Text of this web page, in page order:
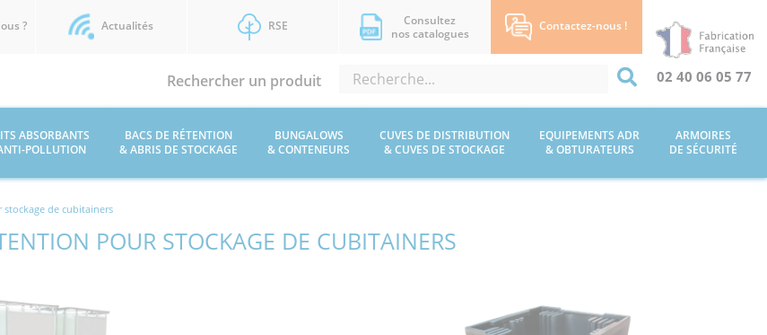
? Actualités RSE
Consultez
nos catalogues
Contactez-nous !
Rechercher un produit 02 40 06 05 77
ABSORBANTS
POLLUTION
BACS DE RÉTENTION
& ABRIS DE STOCKAGE
BUNGALOWS
& CONTENEURS
CUVES DE DISTRIBUTION
& CUVES DE STOCKAGE
EQUIPEMENTS ADR
& OBTURATEURS
ARMOIRES
DE SÉCURITÉ
de cubitainers
POUR STOCKAGE DE CUBITAINERS